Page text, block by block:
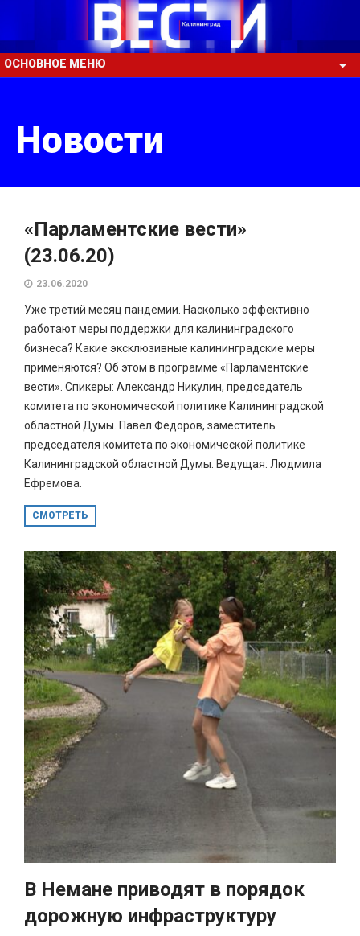
ОСНОВНОЕ МЕНЮ
Новости
«Парламентские вести»
(23.06.20)
23.06.2020
Уже третий месяц пандемии. Насколько эффективно
работают меры поддержки для калининградского
бизнеса? Какие эксклюзивные калининградские меры
применяются? Об этом в программе «Парламентские
вести». Спикеры: Александр Никулин, председатель
комитета по экономической политике Калининградской
областной Думы. Павел Фёдоров, заместитель
председателя комитета по экономической политике
Калининградской областной Думы. Ведущая: Людмила
Ефремова.
СМОТРЕТЬ
В Немане приводят в порядок
дорожную инфраструктуру